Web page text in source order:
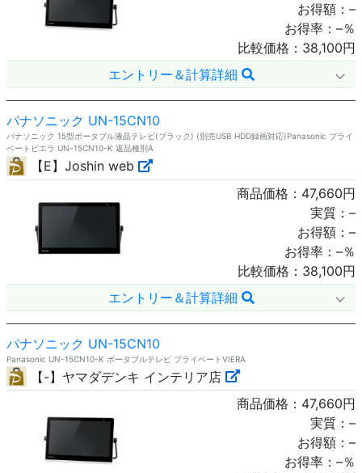
お得額： –
お得率： –％
比較価格： 38,100円
エントリー＆計算詳細
パナソニック UN-15CN10
パナソニック 15型ポータブル液晶テレビ(ブラック) (別売USB HDD録画対応)Panasonic プライ
ベートビエラ UN-15CN10-K 返品種別A
【E】Joshin web
商品価格： 47,660円
実質： –
お得額： –
お得率： –％
比較価格： 38,100円
エントリー＆計算詳細
パナソニック UN-15CN10
Panasonic UN-15CN10-K ポータブルテレビ プライベートVIERA
【-】ヤマダデンキ インテリア店
商品価格： 47,660円
実質： –
お得額： –
お得率： –％